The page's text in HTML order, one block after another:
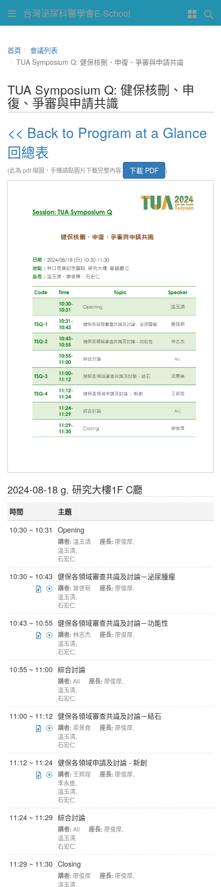
台灣泌尿科醫學會E-School
首頁
會議列表
TUA Symposium Q: 健保核刪、申復、爭審與申請共識
TUA Symposium Q: 健保核刪、申
復、爭審與申請共識
<< Back to Program at a Glance
回總表
(此為 pdf 縮圖，手機請點圖片下載完整內容 下載 PDF )
2024-08-18 g. 研究大樓1F C廳
時間
主題
10:30 ~ 10:31
Opening
講者: 溫玉清 座長: 廖俊厚,
溫玉清,
石宏仁
10:30 ~ 10:43 健保各領域審查共識及討論－泌尿腫瘤
講者: 曾啓新 座長: 廖俊厚,
溫玉清,
石宏仁
10:43 ~ 10:55 健保各領域審查共識及討論－功能性
講者: 林志杰 座長: 廖俊厚,
溫玉清,
石宏仁
10:55 ~ 11:00 綜合討論
講者: All 座長: 廖俊厚,
溫玉清,
石宏仁
11:00 ~ 11:12 健保各領域審查共識及討論－結石
講者: 梁景堯 座長: 廖俊厚,
溫玉清,
石宏仁
11:12 ~ 11:24 健保各領域申請及討論 - 新創
講者: 王炯珵 座長: 廖俊厚,
李永進,
溫玉清,
石宏仁
11:24 ~ 11:29 綜合討論
講者: All 座長: 廖俊厚,
溫玉清,
石宏仁
11:29 ~ 11:30 Closing
講者: 廖俊厚 座長: 廖俊厚,
溫玉清,